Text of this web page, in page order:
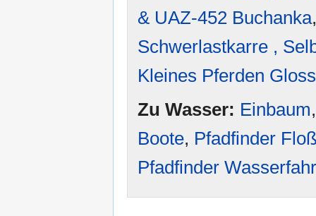
& UAZ-452 Buchanka
Schwerlastkarre ,
Kleines Pferden
Zu Wasser: Einbaum
Boote, Pfadfinder
Pfadfinder